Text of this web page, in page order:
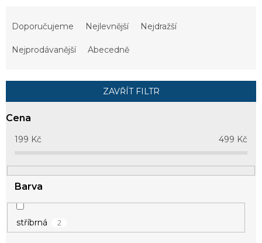
r
o
t
ů
Doporučujeme Nejlevnější Nejdražší
Nejprodávanější Abecedně
ZAVŘÍT FILTR
Cena
199 Kč 499 Kč
Barva
stříbrná 2